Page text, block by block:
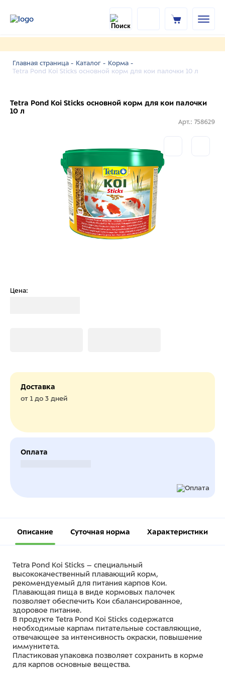
Главная страница - Каталог - Корма -
Tetra Pond Koi Sticks основной корм для кои палочки 10 л
Tetra Pond Koi Sticks основной корм для кои палочки
10 л
Арт.: 758629
Цена:
Доставка
от 1 до 3 дней
Оплата
Описание Суточная норма Характеристики
Tetra Pond Koi Sticks – специальный
высококачественный плавающий корм,
рекомендуемый для питания карпов Кои.
Плавающая пища в виде кормовых палочек
позволяет обеспечить Кои сбалансированное,
здоровое питание.
В продукте Tetra Pond Koi Sticks содержатся
необходимые карпам питательные составляющие,
отвечающее за интенсивность окраски, повышение
иммунитета.
Пластиковая упаковка позволяет сохранить в корме
для карпов основные вещества.